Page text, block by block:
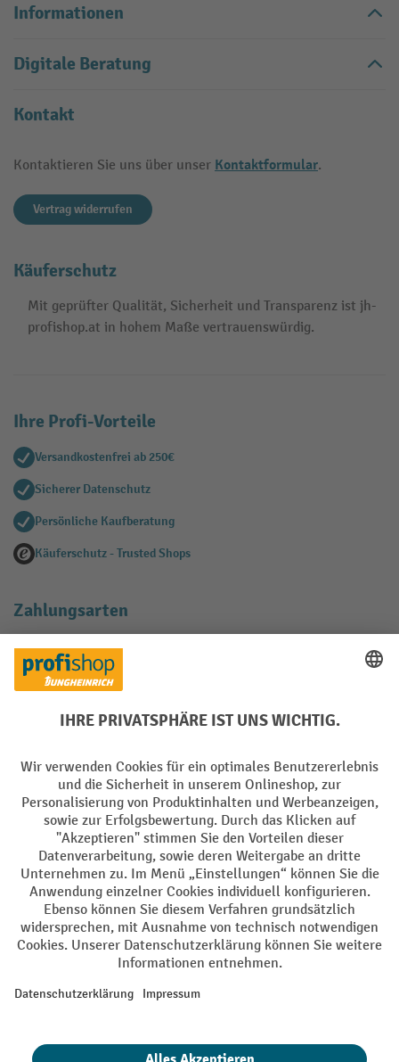
Informationen
Digitale Beratung
Kontakt
Kontaktieren Sie uns über unser Kontaktformular.
Vertrag widerrufen
Käuferschutz
Mit geprüfter Qualität, Sicherheit und Transparenz ist jh-
profishop.at in hohem Maße vertrauenswürdig.
Ihre Profi-Vorteile
Versandkostenfrei ab 250€
Sicherer Datenschutz
Persönliche Kaufberatung
Käuferschutz - Trusted Shops
Zahlungsarten
Creditcard (Master)
Facebook
YouTube
LinkedIn
Instagram
AGB Impressum Datenschutz
Barrierefreiheit Privacy Settings
Alle Preise exkl. gesetzl. Mehrwertsteuer zzgl.Versandkosten und ggf.
Nachnahmegebühren, wenn nicht anders angegeben.
¹ Der Rabatt gilt so lange der Vorrat reicht. Der Rabatt gilt nicht auf
Erstregistrierung für den Newsletter gewährt. Der Gutschein ist 10